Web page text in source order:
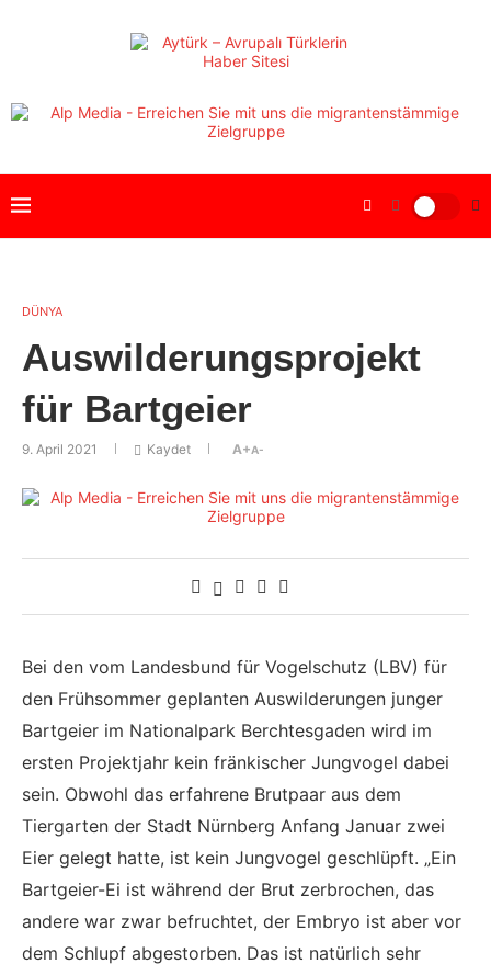
DÜNYA
Auswilderungsprojekt
für Bartgeier
9. April 2021 Kaydet A+A-
Bei den vom Landesbund für Vogelschutz (LBV) für
den Frühsommer geplanten Auswilderungen junger
Bartgeier im Nationalpark Berchtesgaden wird im
ersten Projektjahr kein fränkischer Jungvogel dabei
sein. Obwohl das erfahrene Brutpaar aus dem
Tiergarten der Stadt Nürnberg Anfang Januar zwei
Eier gelegt hatte, ist kein Jungvogel geschlüpft. „Ein
Bartgeier-Ei ist während der Brut zerbrochen, das
andere war zwar befruchtet, der Embryo ist aber vor
dem Schlupf abgestorben. Das ist natürlich sehr